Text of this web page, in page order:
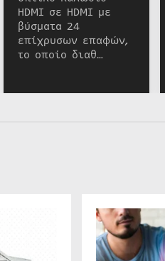
HDMI σε HDMI με
βύσματα 24
επίχρυσων επαφών,
το οποίο διαθ…